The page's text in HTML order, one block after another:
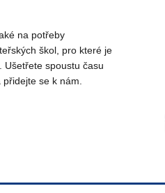
na potřeby
škol, pro které je
Ušetřete spoustu času
se k nám.